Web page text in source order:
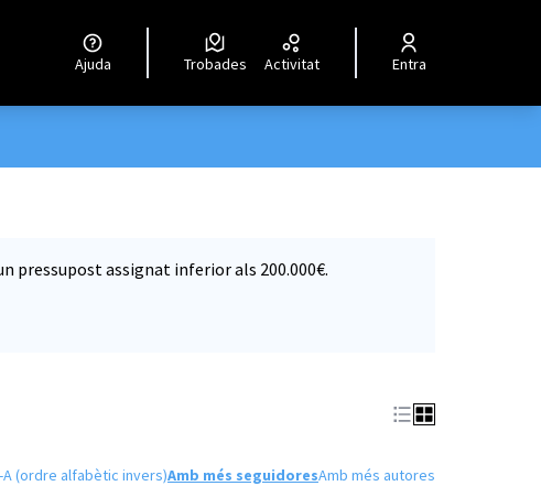
Ajuda Trobades Activitat Entra
pressupost assignat inferior als 200.000€.
A (ordre alfabètic invers)Amb més seguidoresAmb més autores